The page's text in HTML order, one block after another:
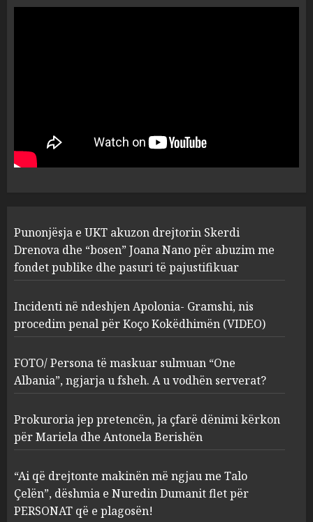
1
“bosen” Joana Nano për
abuzim me fondet publike dhe
pasuri të pajustifikuar
2
Apolonia- Gramshi, nis
procedim penal për Koço
Kokëdhimën (VIDEO)
MARCH 27, 2025
3
FOTO/ Persona të maskuar
sulmuan “One Albania”,
ngjarja u fsheh. A u vodhën
serverat?
MARCH 25, 2025
4
Prokuroria jep pretencën, ja
çfarë dënimi kërkon për
Berishën
MARCH 25, 2025
Punonjësja e UKT akuzon drejtorin Skerdi
Drenova dhe “bosen” Joana Nano për abuzim me
fondet publike dhe pasuri të pajustifikuar
Incidenti në ndeshjen Apolonia- Gramshi, nis
procedim penal për Koço Kokëdhimën (VIDEO)
FOTO/ Persona të maskuar sulmuan “One
Albania”, ngjarja u fsheh. A u vodhën serverat?
Prokuroria jep pretencën, ja çfarë dënimi kërkon
për Mariela dhe Antonela Berishën
“Ai që drejtonte makinën më ngjau me Talo
Çelën”, dëshmia e Nuredin Dumanit flet për
PERSONAT që e plagosën!